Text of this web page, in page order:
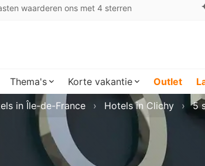
waarderen ons met 4 sterren
Thema's Korte vakantie Outlet
in Île-de-France Hotels in Clichy 5